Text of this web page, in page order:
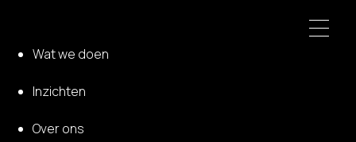
Wat we doen
Inzichten
Over ons